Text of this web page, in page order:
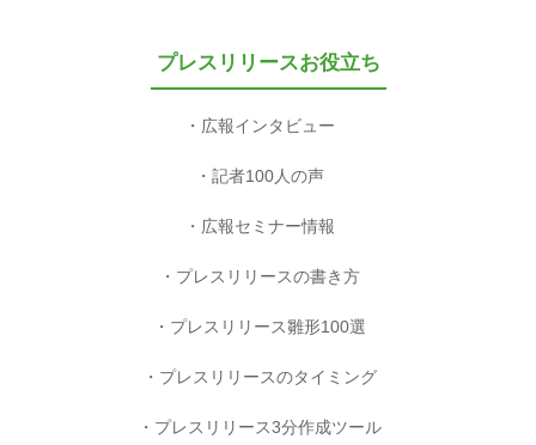
プレスリリースお役立ち
広報インタビュー
記者100人の声
広報セミナー情報
プレスリリースの書き方
プレスリリース雛形100選
プレスリリースのタイミング
プレスリリース3分作成ツール